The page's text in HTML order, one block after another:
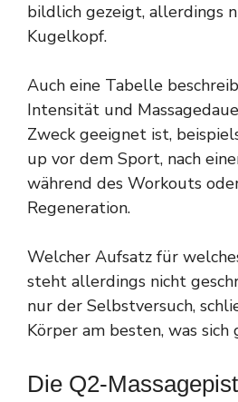
bildlich gezeigt, allerdings
Kugelkopf.
Auch eine Tabelle
Intensität und
Zweck geeignet ist,
up vor dem Sport, nach
während des Workouts
Regeneration.
Welcher Aufsatz für
steht allerdings nicht
nur der Selbstversuch,
Körper am besten, was
Die Q2-